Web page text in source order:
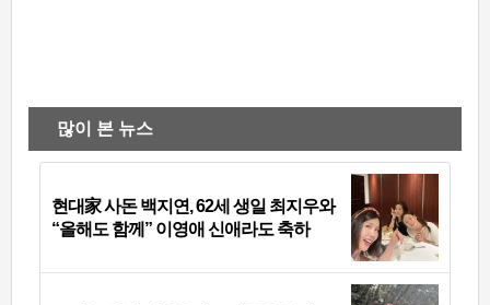
많이 본 뉴스
현대家 사돈 백지연, 62세 생일 최지우와
“올해도 함께” 이영애 신애라도 축하